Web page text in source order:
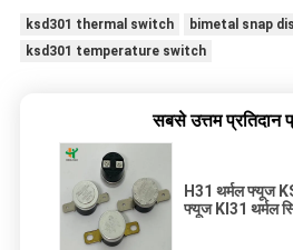
ksd301 thermal switch
bimetal snap
ksd301 temperature switch
सबसे उत्तम प्रतिदान
H31 थर्मल फ्यूज
फ्यूज KI31 थर्मल